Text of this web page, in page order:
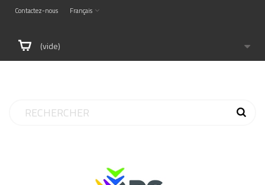
Contactez-nous Français
(vide)